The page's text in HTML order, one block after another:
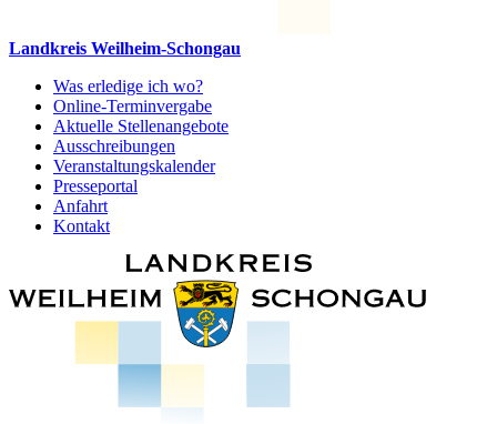
Landkreis Weilheim-Schongau
Was erledige ich wo?
Online-Terminvergabe
Aktuelle Stellenangebote
Ausschreibungen
Veranstaltungskalender
Presseportal
Anfahrt
Kontakt